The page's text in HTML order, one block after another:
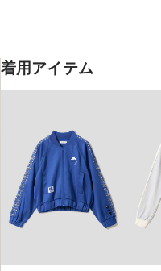
着用アイテム